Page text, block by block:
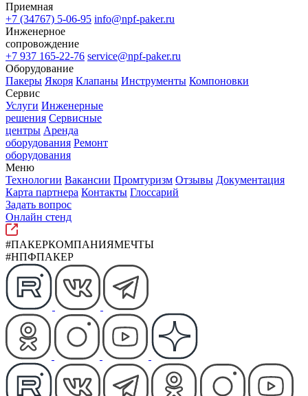
Приемная
+7 (34767) 5-06-95 info@npf-paker.ru
Инженерное
сопровождение
+7 937 165-22-76 service@npf-paker.ru
Оборудование
Пакеры Якоря Клапаны Инструменты Компоновки
Сервис
Услуги Инженерные
решения Сервисные
центры Аренда
оборудования Ремонт
оборудования
Меню
Технологии Вакансии Промтуризм Отзывы Документация
Карта партнера Контакты Глоссарий
Задать вопрос
Онлайн стенд
#ПАКЕРКОМПАНИЯМЕЧТЫ
#НПФПАКЕР